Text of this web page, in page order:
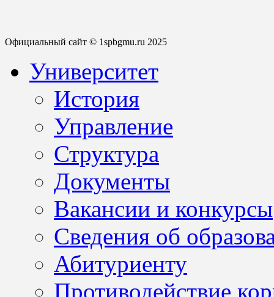
Официальный сайт © 1spbgmu.ru 2025
Университет
История
Управление
Структура
Документы
Вакансии и конкурсы
Сведения об
Абитуриенту
Противодействие